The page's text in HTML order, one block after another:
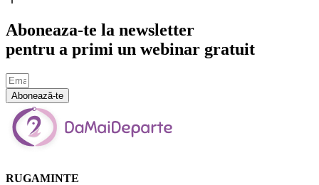
Aboneaza-te la newsletter
pentru a primi un webinar gratuit
Abonează-te
RUGAMINTE